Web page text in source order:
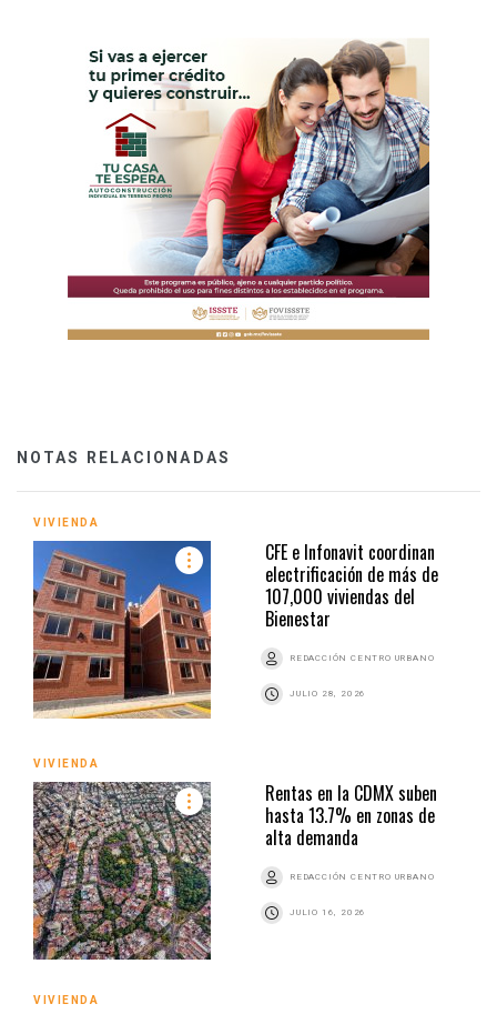
NOTAS RELACIONADAS
VIVIENDA
CFE e Infonavit coordinan
electrificación de más de
107,000 viviendas del
Bienestar
REDACCIÓN CENTRO URBANO
JULIO 28, 2026
VIVIENDA
Rentas en la CDMX suben
hasta 13.7% en zonas de
alta demanda
REDACCIÓN CENTRO URBANO
JULIO 16, 2026
VIVIENDA